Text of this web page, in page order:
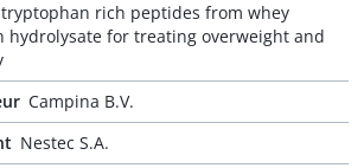
tryptophan rich peptides from whey
hydrolysate for treating overweight and
Campina B.V.
Nestec S.A.